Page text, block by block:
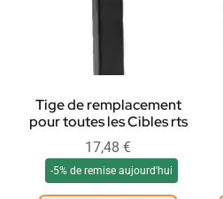
Tige de remplacement
pour toutes les Cibles rts
17,48 €
-5% de remise aujourd'hui